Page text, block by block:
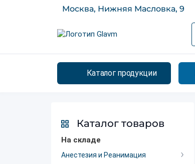
Москва, Нижняя Масловка, 9
Каталог продукции
Каталог товаров
На складе
Анестезия и Реанимация